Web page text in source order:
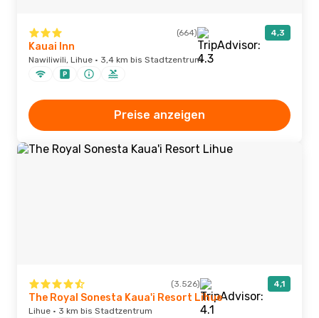
(664) 4,3
Kauai Inn
Nawiliwili, Lihue · 3,4 km bis Stadtzentrum
Preise anzeigen
(3.526) 4,1
The Royal Sonesta Kaua'i Resort Lihue
Lihue · 3 km bis Stadtzentrum